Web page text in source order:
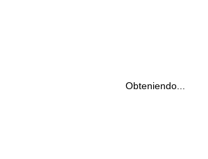
Obteniendo...